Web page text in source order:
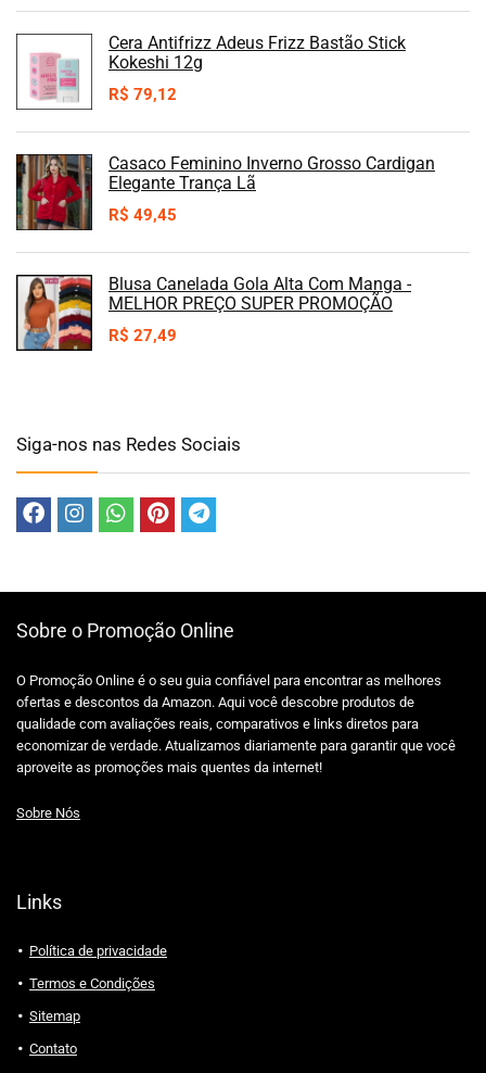
Cera Antifrizz Adeus Frizz Bastão Stick
Kokeshi 12g
R$ 79,12
Casaco Feminino Inverno Grosso Cardigan
Elegante Trança Lã
R$ 49,45
Blusa Canelada Gola Alta Com Manga -
MELHOR PREÇO SUPER PROMOÇÃO
R$ 27,49
Siga-nos nas Redes Sociais
Sobre o Promoção Online
O Promoção Online é o seu guia confiável para encontrar as melhores
ofertas e descontos da Amazon. Aqui você descobre produtos de
qualidade com avaliações reais, comparativos e links diretos para
economizar de verdade. Atualizamos diariamente para garantir que você
aproveite as promoções mais quentes da internet!
Sobre Nós
Links
Política de privacidade
Termos e Condições
Sitemap
Contato